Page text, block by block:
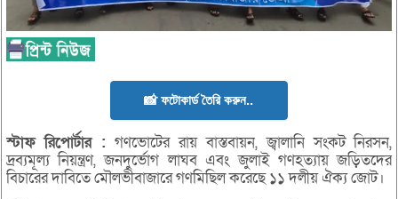
📸 ফটোকার্ড তৈরি করুন..
স্টাফ রিপোর্টার: গণভোটের রায় বাস্তবায়ন, জ্বালানি সংকট নিরসন,
দ্রব্যমূল্য নিয়ন্ত্রণ, জনদুর্ভোগ লাঘব এবং জুলাই গণহত্যায় জড়িতদের
বিচারের দাবিতে মৌলভীবাজারে গণমিছিল করেছে ১১ দলীয় ঐক্য জোট।